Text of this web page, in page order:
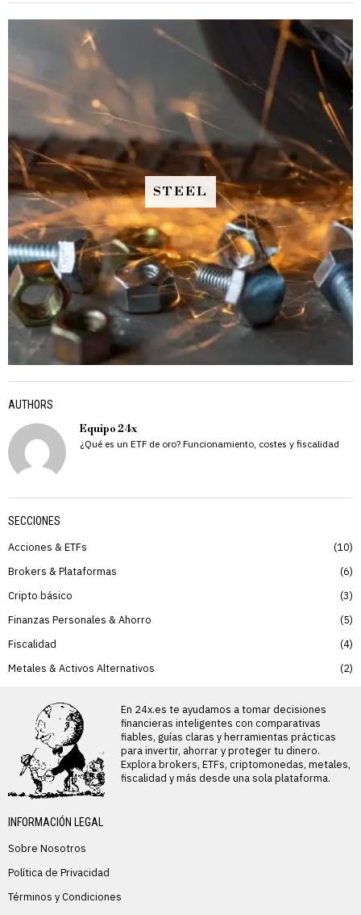
STEEL
AUTHORS
Equipo 24x
¿Qué es un ETF de oro? Funcionamiento, costes y fiscalidad
SECCIONES
Acciones & ETFs
10
Brokers & Plataformas
6
Cripto básico
3
Finanzas Personales & Ahorro
5
Fiscalidad
4
Metales & Activos Alternativos
2
En 24x.es te ayudamos a tomar decisiones
financieras inteligentes con comparativas
fiables, guías claras y herramientas prácticas
para invertir, ahorrar y proteger tu dinero.
Explora brokers, ETFs, criptomonedas, metales,
fiscalidad y más desde una sola plataforma.
INFORMACIÓN LEGAL
Sobre Nosotros
Política de Privacidad
Términos y Condiciones